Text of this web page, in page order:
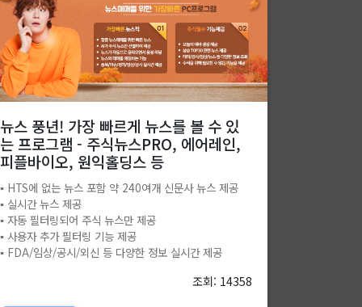
뉴스 풍년! 가장 빠르게 뉴스를 볼 수 있
는 프로그램 - 주식뉴스PRO, 에어레인,
피플바이오, 원익홀딩스 등
▪️ HTS에 없는 뉴스 포함 약 240여개 신문사 뉴스 제공
▪️ 실시간 뉴스 제공
▪️ 자동 필터링되어 주식 뉴스만 제공
▪️ 사용자 추가 필터링 기능 제공
▪️ FDA/임상/공시/외신 등 다양한 정보 실시간 제공
조회: 14358